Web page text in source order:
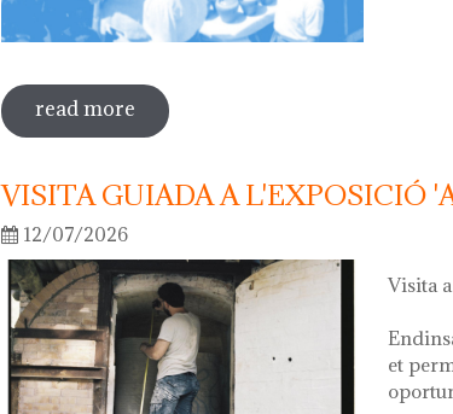
read more sobre 76ª festa del càntir
VISITA GUIADA A L'EXPOSICIÓ
12/07/2026
Visita
et